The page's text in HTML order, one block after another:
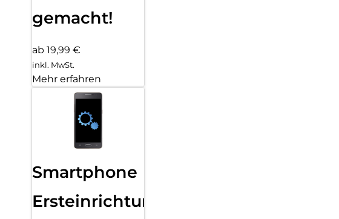
gemacht!
ab 19,99 €
inkl. MwSt.
Mehr erfahren
Smartphone
Ersteinrichtung